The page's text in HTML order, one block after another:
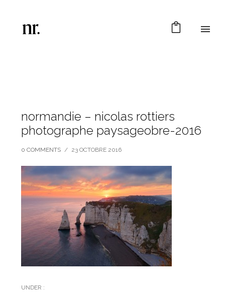
normandie – nicolas rottiers
photographe paysageobre-2016
0 COMMENTS / 23 OCTOBRE 2016
UNDER :